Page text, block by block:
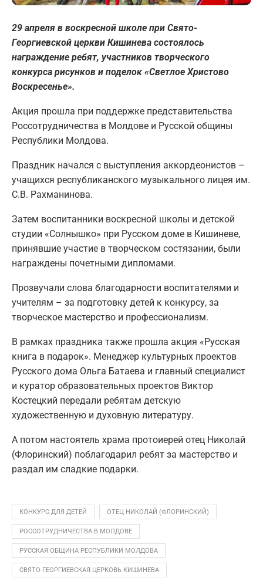
29 апреля в воскресной школе при Свято-
Георгиевской церкви Кишинева состоялось
награждение ребят, участников творческого
конкурса рисунков и поделок «Светлое Христово
Воскресенье».
Акция прошла при поддержке представительства
Россотрудничества в Молдове и Русской общины
Республики Молдова.
Праздник начался с выступления аккордеонистов –
учащихся республиканского музыкального лицея им.
С.В. Рахманинова.
Затем воспитанники воскресной школы и детской
студии «Солнышко» при Русском доме в Кишиневе,
принявшие участие в творческом состязании, были
награждены почетными дипломами.
Прозвучали слова благодарности воспитателями и
учителям – за подготовку детей к конкурсу, за
творческое мастерство и профессионализм.
В рамках праздника также прошла акция «Русская
книга в подарок». Менеджер культурных проектов
Русского дома Ольга Батаева и главный специалист
и куратор образовательных проектов Виктор
Костецкий передали ребятам детскую
художественную и духовную литературу.
А потом настоятель храма протоиерей отец Николай
(Флоринский) поблагодарил ребят за мастерство и
раздал им сладкие подарки.
КОНКУРС ДЛЯ ДЕТЕЙ ОТЕЦ НИКОЛАЙ (ФЛОРИНСКИЙ)
РОССОТРУДНИЧЕСТВА В МОЛДОВЕ
РУССКАЯ ОБЩИНА РЕСПУБЛИКИ МОЛДОВА
СВЯТО-ГЕОРГИЕВСКАЯ ЦЕРКОВЬ КИШИНЕВА